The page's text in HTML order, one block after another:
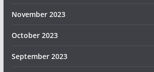
November 2023
October 2023
September 2023